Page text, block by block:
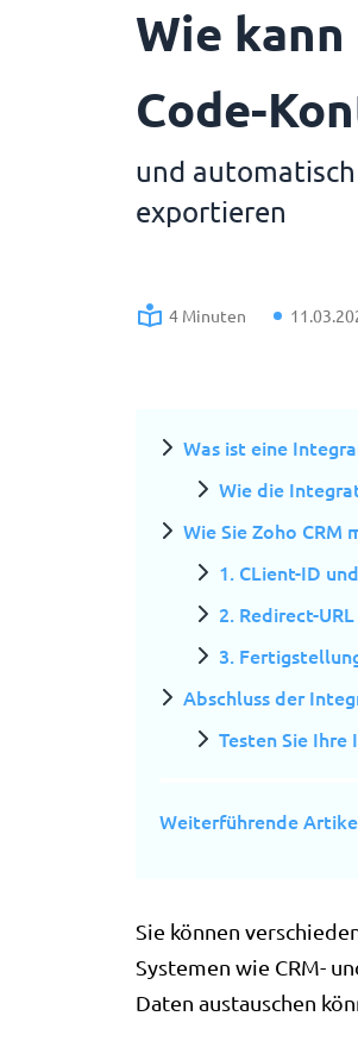
Wie kann
Code-
und
exportieren
4 Minuten
Was ist eine
Wie die
Wie Sie Zoho
1. CLient-ID
2. Redirect-
3.
Abschluss der
Testen Sie
Weiterführende
Sie können
Systemen wie CRM-
Daten austauschen